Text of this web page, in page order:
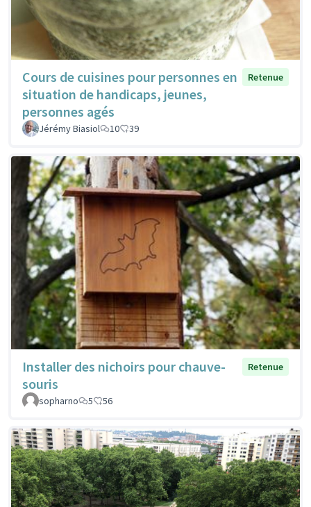
Cours de cuisines pour personnes en
situation de handicaps, jeunes,
personnes agés
Retenue
Jérémy Biasiol 10 39
Installer des nichoirs pour chauve-
souris
Retenue
sopharno 5 56